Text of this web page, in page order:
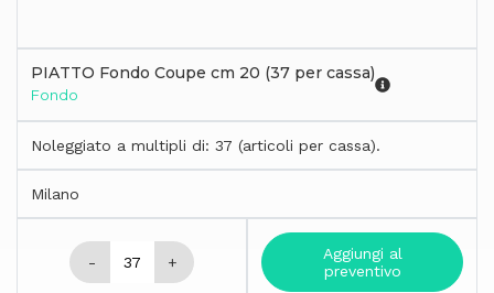
PIATTO Fondo Coupe cm 20 (37 per cassa)
Fondo
Noleggiato a multipli di: 37 (articoli per cassa).
Milano
- +
Aggiungi al
preventivo